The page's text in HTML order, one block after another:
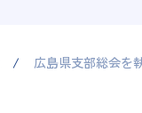
広島県支部総会を